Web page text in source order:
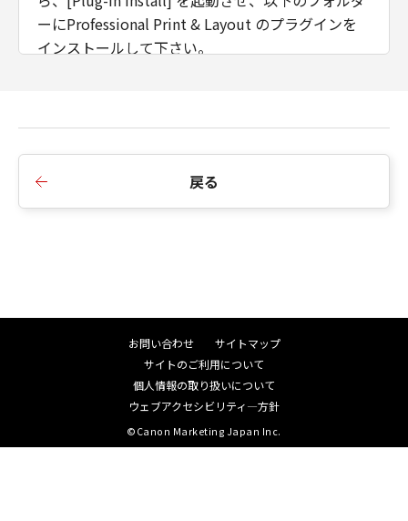
ーにProfessional Print & Layout のプラグインを
インストールして下さい。
/Applications/Adobe Photoshop Elements
2023/Plug-ins
2.内部のモジュールを更新しました。
■Ver.1.3.0
戻る
お問い合わせ
サイトマップ
サイトのご利用について
個人情報の取り扱いについて
ウェブアクセシビリティ―方針
©Canon Marketing Japan Inc.